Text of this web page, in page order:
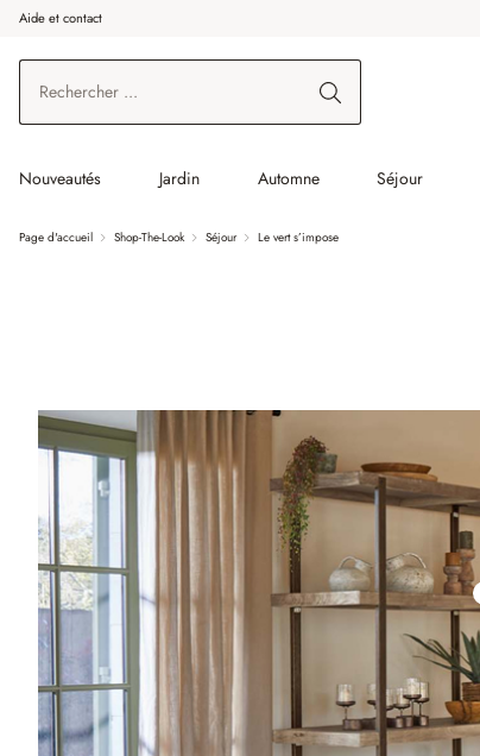
au contenu principal
Aller à la recherche
Aller à la navigation principale
Aide et contact
Nouveautés Jardin Automne Séjour
Page d'accueil Shop-The-Look Séjour Le vert s’impose